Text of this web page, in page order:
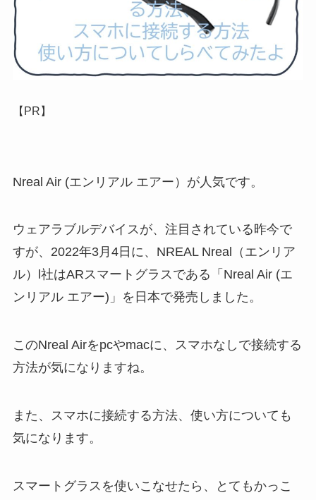
【PR】
Nreal Air (エンリアル エアー）が人気です。
ウェアラブルデバイスが、注目されている昨今で
すが、2022年3月4日に、NREAL Nreal（エンリア
ル）l社はARスマートグラスである「Nreal Air (エ
ンリアル エアー)」を日本で発売しました。
このNreal Airをpcやmacに、スマホなしで接続する
方法が気になりますね。
また、スマホに接続する方法、使い方についても
気になります。
スマートグラスを使いこなせたら、とてもかっこ